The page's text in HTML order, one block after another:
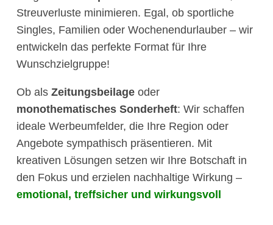
Streuverluste minimieren. Egal, ob sportliche
Singles, Familien oder Wochenendurlauber – wir
entwickeln das perfekte Format für Ihre
Wunschzielgruppe!
Ob als Zeitungsbeilage oder
monothematisches Sonderheft: Wir schaffen
ideale Werbeumfelder, die Ihre Region oder
Angebote sympathisch präsentieren. Mit
kreativen Lösungen setzen wir Ihre Botschaft in
den Fokus und erzielen nachhaltige Wirkung –
emotional, treffsicher und wirkungsvoll